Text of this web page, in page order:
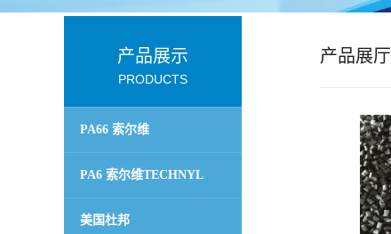
产品展示
PRODUCTS
PA66 索尔维
TECHNYL
PA6 索尔维TECHNYL
美国杜邦
产品展厅